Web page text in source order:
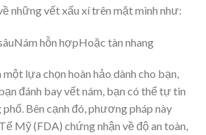
những vết xấu xí trên mặt mình như:
hỗn hợpHoặc tàn nhang
một lựa chọn hoàn hảo dành cho bạn,
đánh bay vết nám, bạn có thể tự tin
Bên cạnh đó, phương pháp này
Mỹ (FDA) chứng nhận về độ an toàn,